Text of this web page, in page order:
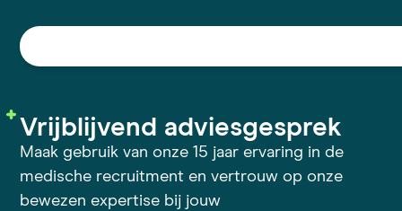
Vrijblijvend adviesgesprek
Maak gebruik van onze 15 jaar ervaring in de
medische recruitment en vertrouw op onze
bewezen expertise bij jouw